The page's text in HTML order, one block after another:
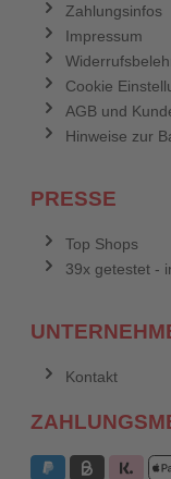
Zahlungsinfos
Impressum
Cookie
AGB und
Hinweise zur
PRESSE
Top Shops
39x getestet -
Kontakt